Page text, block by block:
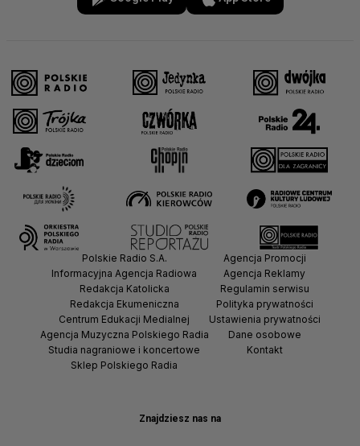
Znajdziesz nas na
Polskie Radio S.A.
Informacyjna Agencja Radiowa
Redakcja Katolicka
Redakcja Ekumeniczna
Centrum Edukacji Medialnej
Agencja Muzyczna Polskiego Radia
Studia nagraniowe i koncertowe
Sklep Polskiego Radia
Agencja Promocji
Agencja Reklamy
Regulamin serwisu
Polityka prywatności
Ustawienia prywatności
Dane osobowe
Kontakt